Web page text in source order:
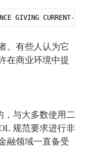
GIVING CURRENT-
。有些人认为它
在商业环境中提
，与大多数使用二
规范要求进行非
融领域一直备受